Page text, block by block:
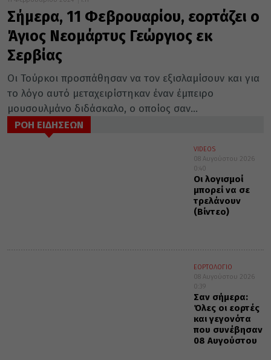
Σήμερα, 11 Φεβρουαρίου, εορτάζει ο
Άγιος Νεομάρτυς Γεώργιος εκ
Σερβίας
Οι Τούρκοι προσπάθησαν να τον εξισλαμίσουν και για
το λόγο αυτό μεταχειρίστηκαν έναν έμπειρο
μουσουλμάνο διδάσκαλο, ο οποίος σαν...
ΡΟΗ ΕΙΔΗΣΕΩΝ
VIDEOS
08 Αυγούστου 2026
0:40
Οι λογισμοί
μπορεί να σε
τρελάνουν
(Βίντεο)
ΕΟΡΤΟΛΟΓΙΟ
08 Αυγούστου 2026
0:39
Σαν σήμερα:
Όλες οι εορτές
και γεγονότα
που συνέβησαν
08 Αυγούστου